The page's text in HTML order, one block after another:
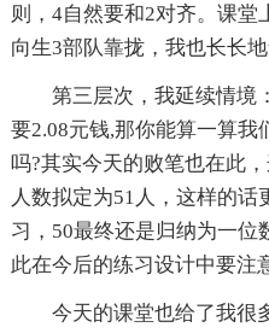
则，4自然要和2对齐。课堂
向生3部队靠拢，我也长长地
第三层次，我延续情境
要2.08元钱,那你能算一算我
吗?其实今天的败笔也在此
人数拟定为51人，这样的
习，50最终还是归纳为一位
此在今后的练习设计中要注
今天的课堂也给了我很